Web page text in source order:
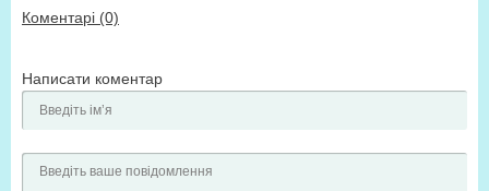
Коментарі (0)
Написати коментар